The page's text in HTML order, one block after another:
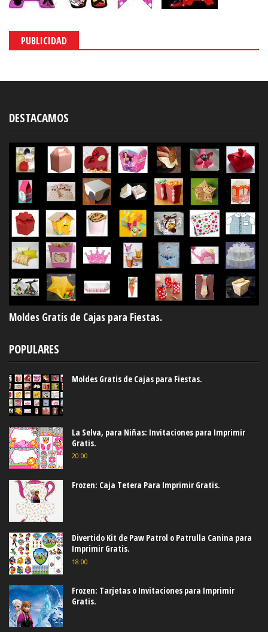
PUBLICIDAD
DESTACAMOS
Moldes Gratis de Cajas para Fiestas.
POPULARES
Moldes Gratis de Cajas para Fiestas.
La Selva, para Niñas: Invitaciones para Imprimir
Gratis.
20:00
Frozen: Caja Tetera Para Imprimir Gratis.
Divertido Kit de Paw Patrol o Patrulla Canina para
Imprimir Gratis.
18:00
Frozen: Tarjetas o Invitaciones para Imprimir
Gratis.